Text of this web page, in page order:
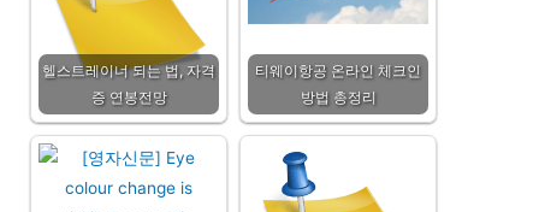
헬스트레이너 되는 법, 자격
증 연봉전망
티웨이항공 온라인 체크인
방법 총정리